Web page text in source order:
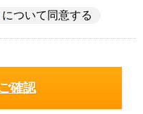
について同意する